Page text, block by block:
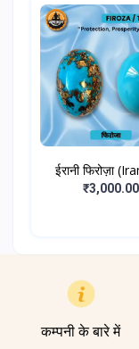
ईरानी फिरोज़ा
₹3,000.00
कम्पनी के बारे में